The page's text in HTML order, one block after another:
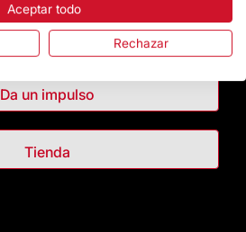
Contacto
Da un impulso
Tienda
Aceptar todo
Rechazar